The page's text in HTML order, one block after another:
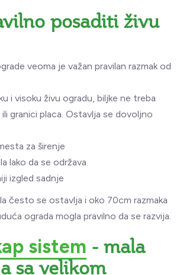
posaditi živu
veoma je važan pravilan razmak od
i visoku živu ogradu, biljke ne treba
granici placa. Ostavlja se dovoljno
za širenje
lako da se održava
izgled sadnje
često se ostavlja i oko 70cm razmaka
ograda mogla pravilno da se razvija.
sistem - mala
sa velikom